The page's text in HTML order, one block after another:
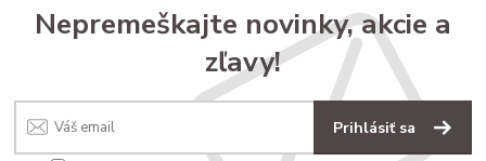
Nepremeškajte novinky, akcie a
zľavy!
Prihlásiť sa